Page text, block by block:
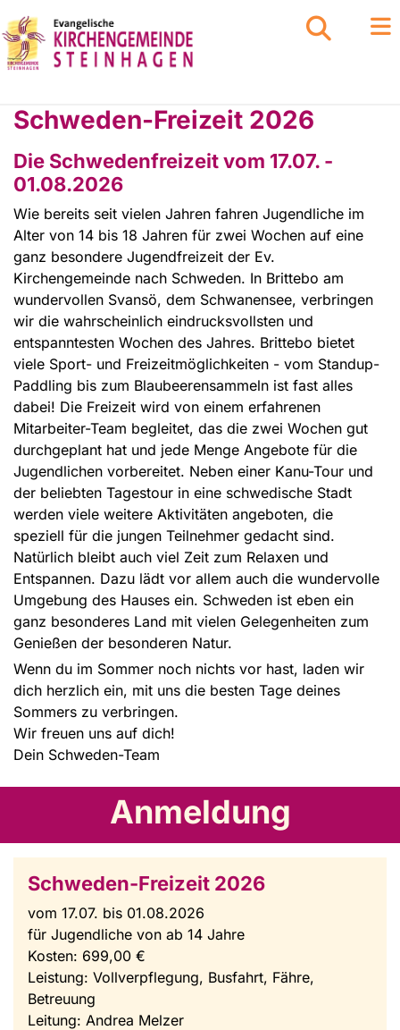
Schweden-Freizeit 2026
Die Schwedenfreizeit vom 17.07. -
01.08.2026
Wie bereits seit vielen Jahren fahren Jugendliche im
Alter von 14 bis 18 Jahren für zwei Wochen auf eine
ganz besondere Jugendfreizeit der Ev.
Kirchengemeinde nach Schweden. In Brittebo am
wundervollen Svansö, dem Schwanensee, verbringen
wir die wahrscheinlich eindrucksvollsten und
entspanntesten Wochen des Jahres. Brittebo bietet
viele Sport- und Freizeitmöglichkeiten - vom Standup-
Paddling bis zum Blaubeerensammeln ist fast alles
dabei! Die Freizeit wird von einem erfahrenen
Mitarbeiter-Team begleitet, das die zwei Wochen gut
durchgeplant hat und jede Menge Angebote für die
Jugendlichen vorbereitet. Neben einer Kanu-Tour und
der beliebten Tagestour in eine schwedische Stadt
werden viele weitere Aktivitäten angeboten, die
speziell für die jungen Teilnehmer gedacht sind.
Natürlich bleibt auch viel Zeit zum Relaxen und
Entspannen. Dazu lädt vor allem auch die wundervolle
Umgebung des Hauses ein. Schweden ist eben ein
ganz besonderes Land mit vielen Gelegenheiten zum
Genießen der besonderen Natur.
Wenn du im Sommer noch nichts vor hast, laden wir
dich herzlich ein, mit uns die besten Tage deines
Sommers zu verbringen.
Wir freuen uns auf dich!
Dein Schweden-Team
Anmeldung
Schweden-Freizeit 2026
vom 17.07. bis 01.08.2026
für Jugendliche von ab 14 Jahre
Kosten: 699,00 €
Leistung: Vollverpflegung, Busfahrt, Fähre,
Betreuung
Leitung: Andrea Melzer